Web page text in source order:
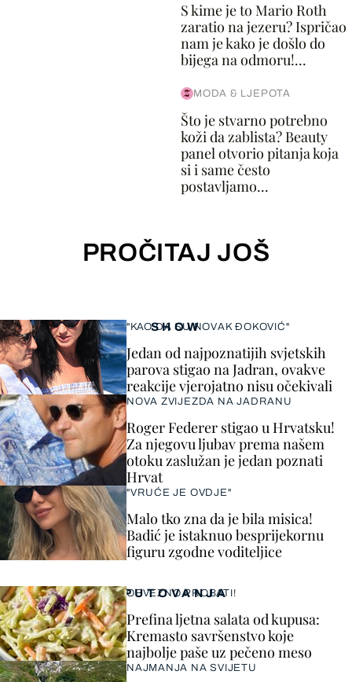
S kime je to Mario Roth
zaratio na jezeru? Ispričao
nam je kako je došlo do
bijega na odmoru!...
MODA & LJEPOTA
Što je stvarno potrebno
koži da zablista? Beauty
panel otvorio pitanja koja
si i same često
postavljamo...
PROČITAJ JOŠ
SHOW
"KAO DA SU NOVAK ĐOKOVIĆ"
Jedan od najpoznatijih svjetskih
parova stigao na Jadran, ovakve
reakcije vjerojatno nisu očekivali
NOVA ZVIJEZDA NA JADRANU
Roger Federer stigao u Hrvatsku!
Za njegovu ljubav prema našem
otoku zaslužan je jedan poznati
Hrvat
"VRUĆE JE OVDJE"
Malo tko zna da je bila misica!
Badić je istaknuo besprijekornu
figuru zgodne voditeljice
PUTOVANJA
OBVEZNO PROBATI!
Prefina ljetna salata od kupusa:
Kremasto savršenstvo koje
najbolje paše uz pečeno meso
NAJMANJA NA SVIJETU